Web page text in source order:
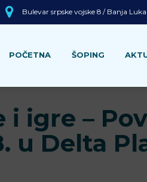
Bulevar srpske vojske 8 / Banja Luka
POČETNA ŠOPING
i igre –
u Delta